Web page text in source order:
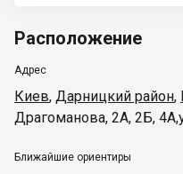
Расположение
Адрес
Киев, Дарницкий район,
Драгоманова, 2А, 2Б,
Ближайшие ориентиры